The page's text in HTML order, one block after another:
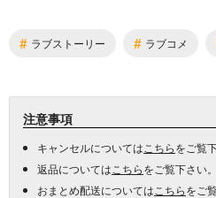
# ラブストーリー # ラブコメ
注意事項
キャンセルについては こちらをご覧
返品については こちらをご覧下さい。
おまとめ配送については こちらをご